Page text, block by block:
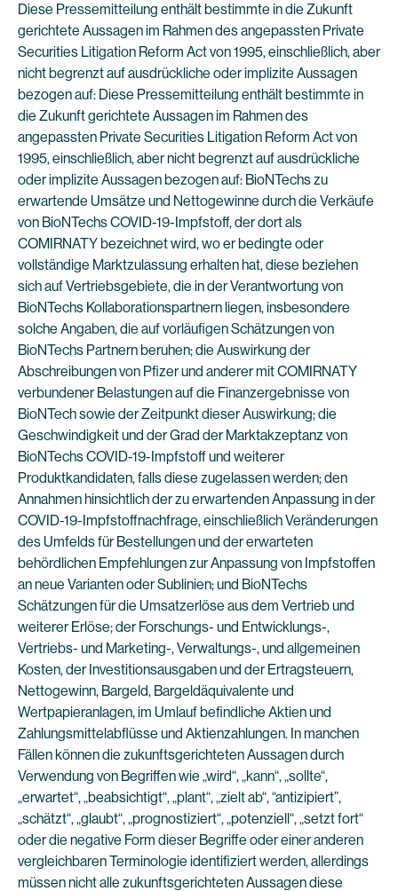
Diese Pressemitteilung enthält bestimmte in die Zukunft
gerichtete Aussagen im Rahmen des angepassten Private
Securities Litigation Reform Act von 1995, einschließlich, aber
nicht begrenzt auf ausdrückliche oder implizite Aussagen
bezogen auf: Diese Pressemitteilung enthält bestimmte in
die Zukunft gerichtete Aussagen im Rahmen des
angepassten Private Securities Litigation Reform Act von
1995, einschließlich, aber nicht begrenzt auf ausdrückliche
oder implizite Aussagen bezogen auf: BioNTechs zu
erwartende Umsätze und Nettogewinne durch die Verkäufe
von BioNTechs COVID-19-Impfstoff, der dort als
COMIRNATY bezeichnet wird, wo er bedingte oder
vollständige Marktzulassung erhalten hat, diese beziehen
sich auf Vertriebsgebiete, die in der Verantwortung von
BioNTechs Kollaborationspartnern liegen, insbesondere
solche Angaben, die auf vorläufigen Schätzungen von
BioNTechs Partnern beruhen; die Auswirkung der
Abschreibungen von Pfizer und anderer mit COMIRNATY
verbundener Belastungen auf die Finanzergebnisse von
BioNTech sowie der Zeitpunkt dieser Auswirkung; die
Geschwindigkeit und der Grad der Marktakzeptanz von
BioNTechs COVID-19-Impfstoff und weiterer
Produktkandidaten, falls diese zugelassen werden; den
Annahmen hinsichtlich der zu erwartenden Anpassung in der
COVID-19-Impfstoffnachfrage, einschließlich Veränderungen
des Umfelds für Bestellungen und der erwarteten
behördlichen Empfehlungen zur Anpassung von Impfstoffen
an neue Varianten oder Sublinien; und BioNTechs
Schätzungen für die Umsatzerlöse aus dem Vertrieb und
weiterer Erlöse; der Forschungs- und Entwicklungs-,
Vertriebs- und Marketing-, Verwaltungs-, und allgemeinen
Kosten, der Investitionsausgaben und der Ertragsteuern,
Nettogewinn, Bargeld, Bargeldäquivalente und
Wertpapieranlagen, im Umlauf befindliche Aktien und
Zahlungsmittelabflüsse und Aktienzahlungen. In manchen
Fällen können die zukunftsgerichteten Aussagen durch
Verwendung von Begriffen wie „wird“, „kann“, „sollte“,
„erwartet“, „beabsichtigt“, „plant“, „zielt ab“, “antizipiert”,
„schätzt“, „glaubt“, „prognostiziert“, „potenziell“, „setzt fort“
oder die negative Form dieser Begriffe oder einer anderen
vergleichbaren Terminologie identifiziert werden, allerdings
müssen nicht alle zukunftsgerichteten Aussagen diese